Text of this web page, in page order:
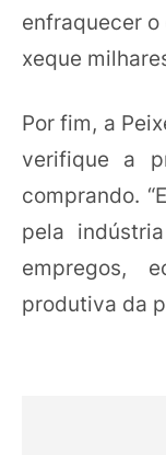
enfraquecer
xeque
Por fim, a
verifique a
comprando.
pela
empregos,
produtiva da